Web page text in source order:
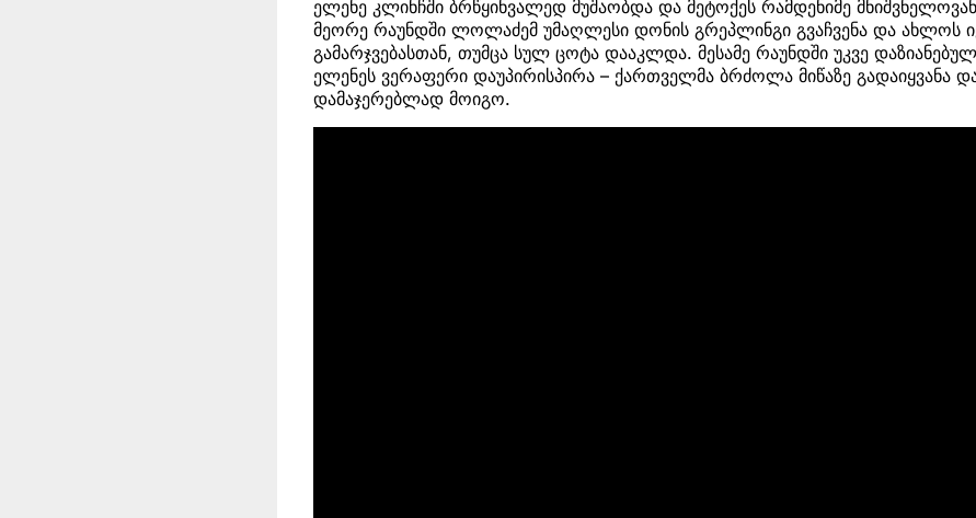
ელენე კლინჩში ბრწყინვალედ მუშაობდა და მეტოქეს რამდენიმე
მეორე რაუნდში ლოლაძემ უმაღლესი დონის გრეპლინგი გვაჩვენა და ახლოს
გამარჯვებასთან, თუმცა სულ ცოტა დააკლდა. მესამე რაუნდში უკვე
ელენეს ვერაფერი დაუპირისპირა – ქართველმა ბრძოლა მიწაზე გადაიყვანა
დამაჯერებლად მოიგო.